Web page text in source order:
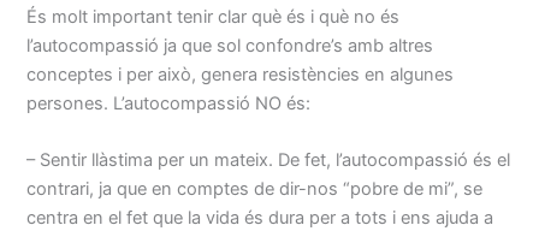
És molt important tenir clar què és i què no és
l’autocompassió ja que sol confondre’s amb altres
conceptes i per això, genera resistències en algunes
persones. L’autocompassió NO és:
– Sentir llàstima per un mateix. De fet, l’autocompassió és el
contrari, ja que en comptes de dir-nos “pobre de mi”, se
centra en el fet que la vida és dura per a tots i ens ajuda a